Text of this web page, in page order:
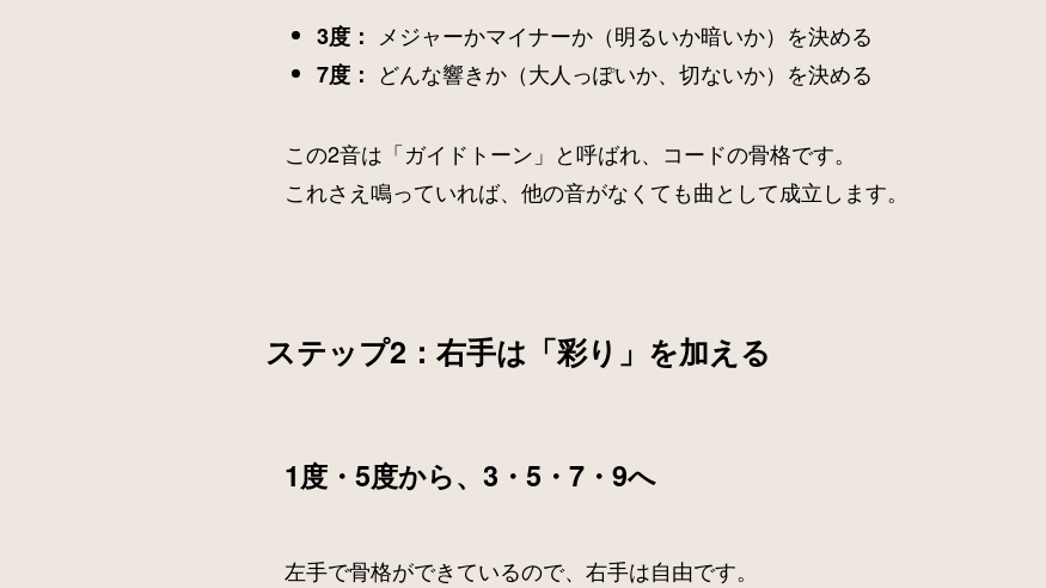
3度：
メジャーかマイナーか（明るいか暗いか）を決める
7度： どんな響きか（大人っぽいか、切ないか）を決める
この2音は「ガイドトーン」と呼ばれ、コードの骨格です。
これさえ鳴っていれば、他の音がなくても曲として成立します。
ステップ2：右手は「彩り」を加える
1度・5度から、3・5・7・9へ
左手で骨格ができているので、右手は自由です。